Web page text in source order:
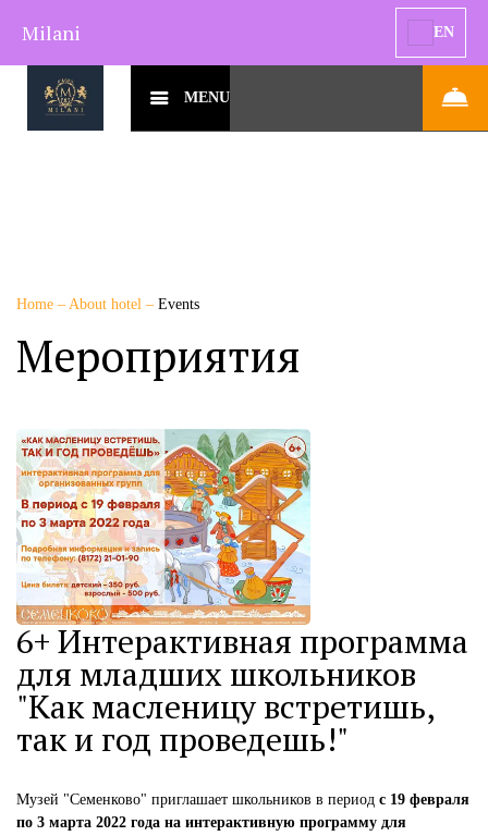
Milani EN
MENU
Home – About hotel – Events
Мероприятия
6+ Интерактивная программа
для младших школьников
"Как масленицу встретишь,
так и год проведешь!"
Музей "Семенково" приглашает школьников в период с 19 февраля
по 3 марта 2022 года на интерактивную программу для